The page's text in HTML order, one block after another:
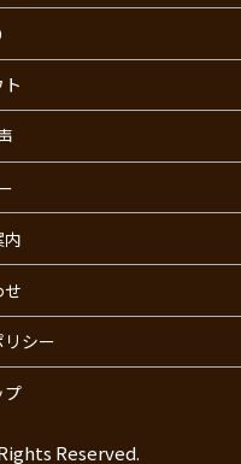
せ
シー
プ
Reserved.